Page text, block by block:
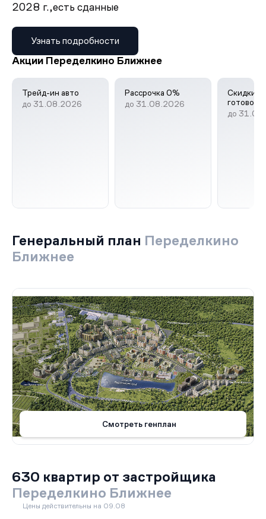
2028 г.,есть сданные
Узнать подробности
Акции Переделкино Ближнее
Трейд-ин авто
до 31.08.2026
Рассрочка 0%
до 31.08.2026
Скидки
готовое
до
Генеральный план Переделкино
Ближнее
Смотреть генплан
630 квартир от застройщика
Переделкино Ближнее
Цены действительны на 09.08